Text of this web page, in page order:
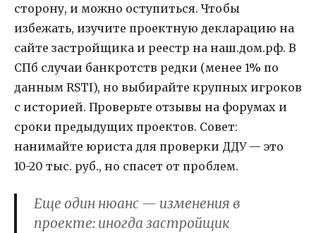
сторону, и можно оступиться. Чтобы
избежать, изучите проектную декларацию на
сайте застройщика и реестр на наш.дом.рф. В
СПб случаи банкротств редки (менее 1% по
данным RSTI), но выбирайте крупных игроков
с историей. Проверьте отзывы на форумах и
сроки предыдущих проектов. Совет:
нанимайте юриста для проверки ДДУ — это
10-20 тыс. руб., но спасет от проблем.
Еще один нюанс — изменения в
проекте: иногда застройщик